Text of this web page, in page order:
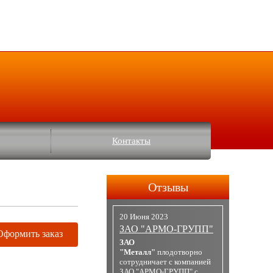
Контакты
заказ
Отзывы
20 Июня 2023
ЗАО "АРМО-ГРУПП"
ЗАО
"Металл" плодотворно
сотрудничает с компанией